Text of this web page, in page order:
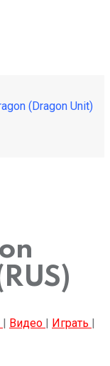
(Dragon Unit)
| Видео | Играть |